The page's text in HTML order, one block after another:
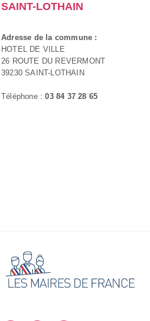
SAINT-LOTHAIN
Adresse de la commune :
HOTEL DE VILLE
26 ROUTE DU REVERMONT
39230 SAINT-LOTHAIN
Téléphone :03 84 37 28 65